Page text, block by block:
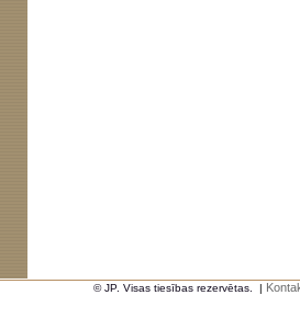
© JP. Visas tiesības rezervētas. |